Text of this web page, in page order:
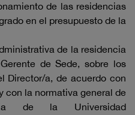
de las residencias
en el presupuesto de la
de la residencia
de Sede, sobre los
Director/a, de acuerdo con
con la normativa general de
de la Universidad